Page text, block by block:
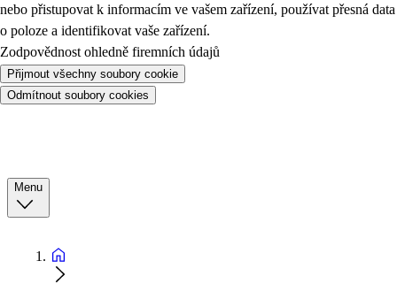
nebo přistupovat k informacím ve vašem zařízení, používat přesná data
o poloze a identifikovat vaše zařízení.
Zodpovědnost ohledně firemních údajů
Přijmout všechny soubory cookie
Odmítnout soubory cookies
Menu